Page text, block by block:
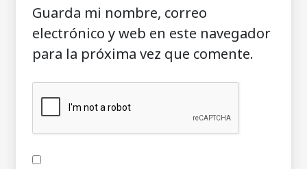
Guarda mi nombre, correo
electrónico y web en este navegador
para la próxima vez que comente.